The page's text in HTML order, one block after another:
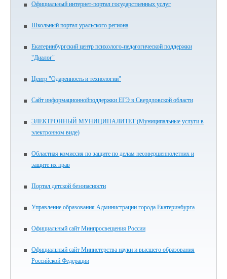
Официальный интернет-портал государственных услуг
Школьный портал уральского региона
Екатеринбургский центр психолого-педагогической поддержки
"Диалог"
Центр "Одаренность и технологии"
Сайт информационнойподдержки ЕГЭ в Свердловской области
ЭЛЕКТРОННЫЙ МУНИЦИПАЛИТЕТ (Муниципальные услуги в
электронном виде)
Областная комиссия по защите по делам несовершеннолетних и
защите их прав
Портал детской безопасности
Управление образования Администрации города Екатеринбурга
Официальный сайт Минпросвещения России
Официальный сайт Министерства науки и высшего образования
Российской Федерации